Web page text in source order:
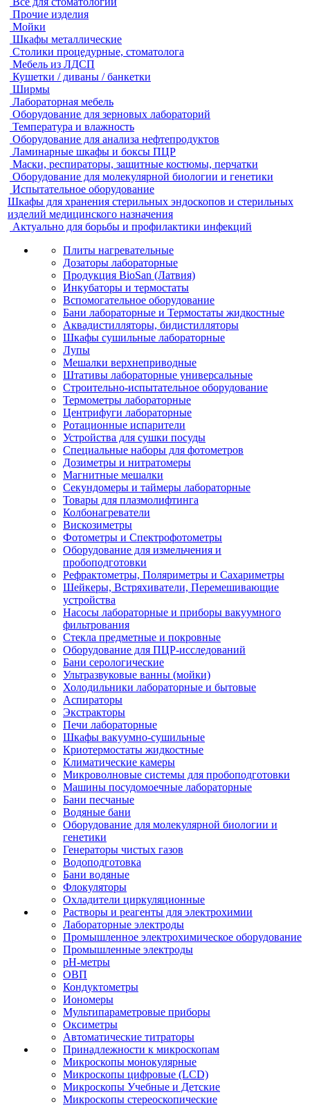
Прочие изделия
Мойки
Шкафы металлические
Столики процедурные, стоматолога
Мебель из ЛДСП
Кушетки / диваны / банкетки
Ширмы
Лабораторная мебель
Оборудование для зерновых лабораторий
Температура и влажность
Оборудование для анализа нефтепродуктов
Ламинарные шкафы и боксы ПЦР
Маски, респираторы, защитные костюмы, перчатки
Оборудование для молекулярной биологии и генетики
Испытательное оборудование
Шкафы для хранения стерильных эндоскопов и стерильных
изделий медицинского назначения
Актуально для борьбы и профилактики инфекций
Плиты нагревательные
Дозаторы лабораторные
Продукция BioSan (Латвия)
Инкубаторы и термостаты
Вспомогательное оборудование
Бани лабораторные и Термостаты жидкостные
Аквадистилляторы, бидистилляторы
Шкафы сушильные лабораторные
Лупы
Мешалки верхнеприводные
Штативы лабораторные универсальные
Строительно-испытательное оборудование
Термометры лабораторные
Центрифуги лабораторные
Ротационные испарители
Устройства для сушки посуды
Специальные наборы для фотометров
Дозиметры и нитратомеры
Магнитные мешалки
Секундомеры и таймеры лабораторные
Товары для плазмолифтинга
Колбонагреватели
Вискозиметры
Фотометры и Спектрофотометры
Оборудование для измельчения и
пробоподготовки
Рефрактометры, Поляриметры и Сахариметры
Шейкеры, Встряхиватели, Перемешивающие
устройства
Насосы лабораторные и приборы вакуумного
фильтрования
Стекла предметные и покровные
Оборудование для ПЦР-исследований
Бани серологические
Ультразвуковые ванны (мойки)
Холодильники лабораторные и бытовые
Аспираторы
Экстракторы
Печи лабораторные
Шкафы вакуумно-сушильные
Криотермостаты жидкостные
Климатические камеры
Микроволновые системы для пробоподготовки
Машины посудомоечные лабораторные
Бани песчаные
Водяные бани
Оборудование для молекулярной биологии и
генетики
Генераторы чистых газов
Водоподготовка
Бани водяные
Флокуляторы
Охладители циркуляционные
Растворы и реагенты для электрохимии
Лабораторные электроды
Промышленное электрохимическое оборудование
Промышленные электроды
pH-метры
ОВП
Кондуктометры
Иономеры
Мультипараметровые приборы
Оксиметры
Автоматические титраторы
Принадлежности к микроскопам
Микроскопы монокулярные
Микроскопы цифровые (LCD)
Микроскопы Учебные и Детские
Микроскопы стереоскопические